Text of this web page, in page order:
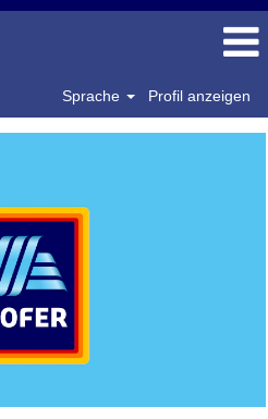
Sprache Profil anzeigen